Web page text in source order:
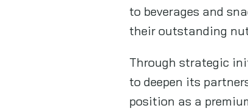
to beverages and
their outstanding
Through strategic
to deepen its
position as a